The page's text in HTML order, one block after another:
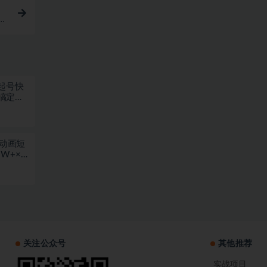
号快
定，
画短
极
关注公众号 其他推荐
实战项目